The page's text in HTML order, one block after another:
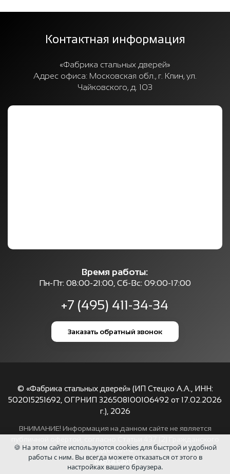
Контактная информация
«Фабрика стальных дверей»
Адрес офиса: Московская обл., г. Клин, ул.
Чайковского, д. 103
Время работы:
Пн-Пт: 08:00-21:00, Сб-Вс: 09:00-17:00
+7 (495) 411-34-34
Заказать обратный звонок
© «Фабрика стальных дверей» (ИП Стецко А.А., ИНН:
502015251692, ОГРНИП 326508100106492 от 17.02.2026
г.), 2026
ВНИМАНИЕ! Информация на данном сайте не является
кодекса РФ.
Карта сайта
🍪 На этом сайте используются cookies для быстрой и удобной
работы с ним. Вы всегда можете отказаться от этого в
настройках вашего браузера.